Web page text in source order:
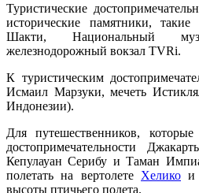
Туристические
исторические памятники,
Шакти, Национальный
железнодорожный вокзал TVRi.
К туристическим
Исмаил Марзуки, мечеть
Индонезии).
Для путешественников,
достопримечательности
Кепулауан Серибу и Таман
полетать на вертолете Хелико и
высоты птичьего полета.